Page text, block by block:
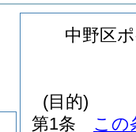
中野区
(目的)
第1条
この